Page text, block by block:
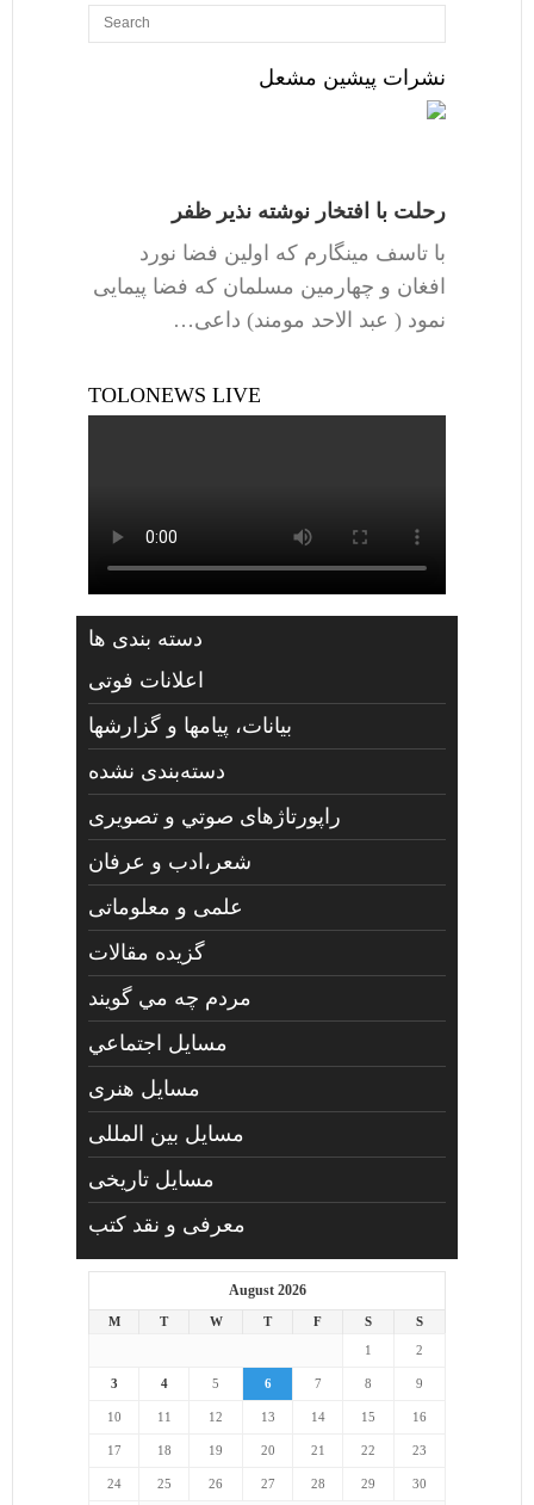
نشرات پیشین مشعل
رحلت با افتخار نوشته نذیر ظفر
با تاسف مینگارم که اولین فضا نورد
افغان و چهارمین مسلمان که فضا پیمایی
نمود ( عبد الاحد مومند) داعی…
TOLONEWS LIVE
دسته بندی ها
اعلانات فوتی
بیانات، پیامها و گزارشها
دسته‌بندی نشده
راپورتاژهای صوتي و تصويری
شعر،ادب و عرفان
علمی و معلوماتی
گزیده مقالات
مردم چه مي گويند
مسايل اجتماعي
مسايل هنری
مسایل بین المللی
مسایل تاریخی
معرفی و نقد کتب
August 2026
M T W T F S
S
1
2
3 4 5 6 7 8 9
10 11 12 13 14 15 16
17 18 19 20 21 22 23
24 25 26 27 28 29 30